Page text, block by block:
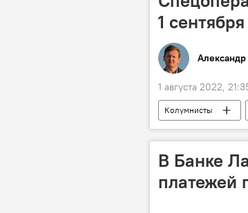
1 сентября
1 августа 2022,
Колумнисты
конфликт
В Банке
платежей